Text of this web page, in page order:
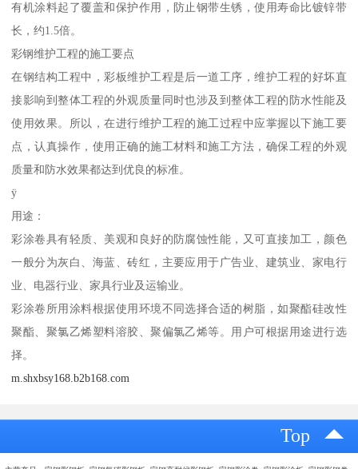
有机涂料起了覆盖和保护作用，防止钢带生锈，使用寿命比镀锌带
长，约1.5倍。
彩钢维护工程的施工要点
在钢结构工程中，彩板维护工程是后一道工序，维护工程的好坏直
接影响到整体工程的外观质量同时也涉及到整体工程的防水性能及
使用效果。所以，在进行维护工程的施工过程中应掌握以下施工要
点，认真操作，使用正确的施工材料和施工方法，确保工程的外观
质量和防水效果都达到优良的标准。
ÿ
用途：
彩涂卷具有轻质、美观和良好的防腐蚀性能，又可直接加工，颜色
一般分为灰白、海蓝、砖红，主要应用于广告业、建筑业、家电行
业、电器行业、家具行业及运输业。
彩涂卷所用涂料根据使用环境不同选择合适的树脂，如聚酯硅改性
聚酯、聚氯乙烯塑料溶胶、聚偏氯乙烯等。用户可根据用途进行选
择。
m.shxbsy168.b2b168.com
Top